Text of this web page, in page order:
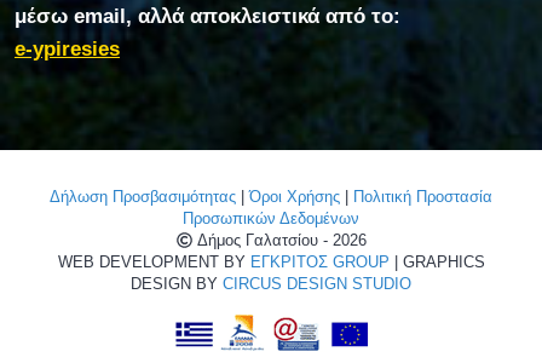
μέσω email, αλλά αποκλειστικά από το:
e-ypiresies
Δήλωση Προσβασιμότητας |Όροι Χρήσης
Πολιτική Προστασία
Προσωπικών Δεδομένων
Δήμος Γαλατσίου - 2026
WEB DEVELOPMENT BY ΕΓΚΡΙΤΟΣ GROUP | GRAPHICS
DESIGN BY CIRCUS DESIGN STUDIO